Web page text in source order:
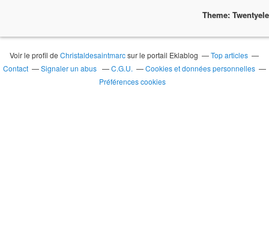
Theme:
Voir le profil deChristaldesaintmarcsur le portail Eklablog
Top articles
Contact
Signaler un abus C.G.U.
Cookies et données personnelles
Préférences cookies